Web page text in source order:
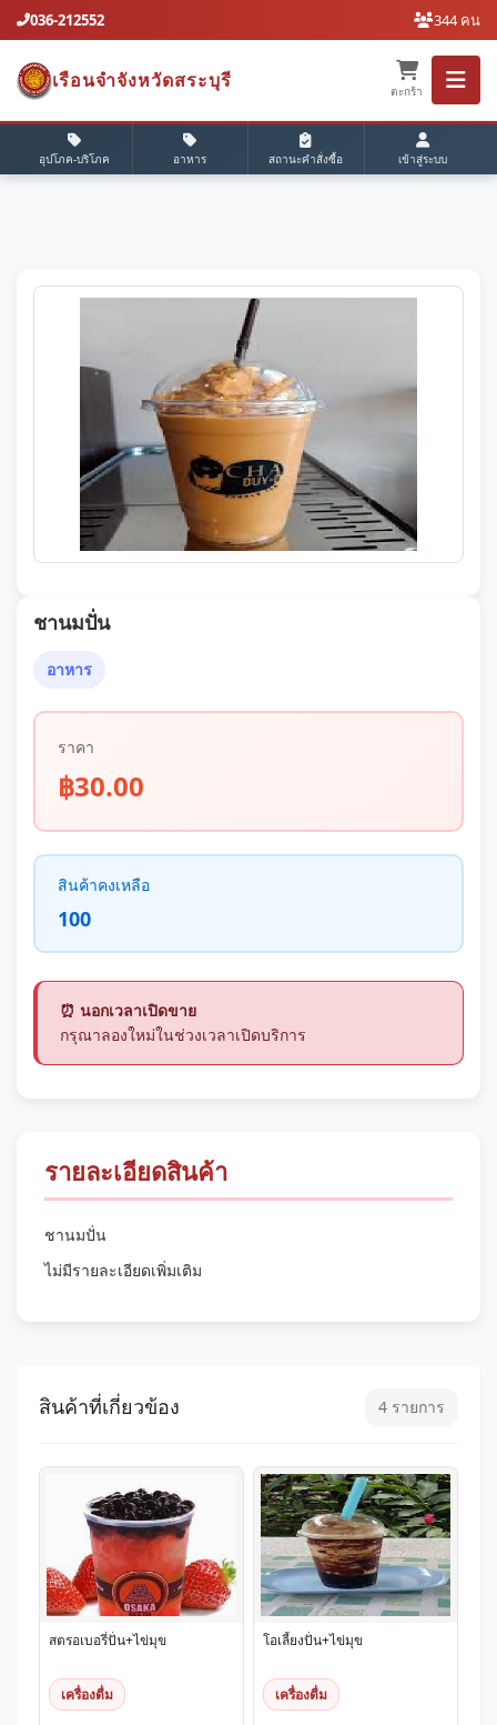
036-212552 344 คน
เรือนจำจังหวัดสระบุรี
ตะกร้า
อุปโภค-บริโภค อาหาร สถานะคำสั่งซื้อ เข้าสู่ระบบ
ชานมปั่น
อาหาร
ราคา
฿30.00
สินค้าคงเหลือ
100
⏰ นอกเวลาเปิดขาย
กรุณาลองใหม่ในช่วงเวลาเปิดบริการ
รายละเอียดสินค้า
ชานมปั่น
ไม่มีรายละเอียดเพิ่มเติม
สินค้าที่เกี่ยวข้อง 4 รายการ
สตรอเบอรี่ปั่น+ไข่มุข
เครื่องดื่ม
โอเลี้ยงปั่น+ไข่มุข
เครื่องดื่ม